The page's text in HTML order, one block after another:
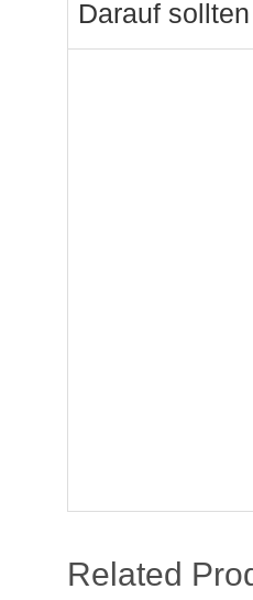
Darauf
Related